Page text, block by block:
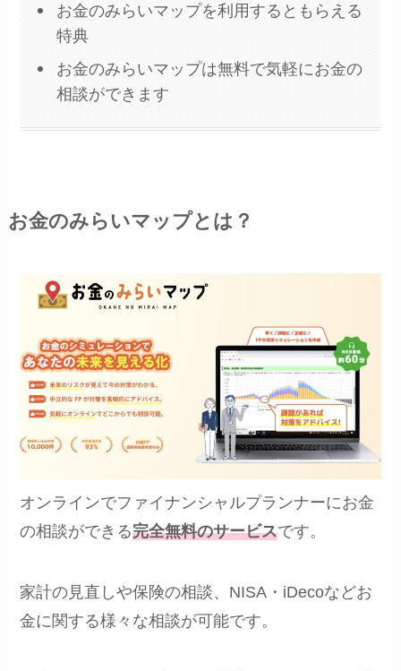
お金のみらいマップを利用するともらえる
特典
お金のみらいマップは無料で気軽にお金の
相談ができます
お金のみらいマップとは？
オンラインでファイナンシャルプランナーにお金
の相談ができる完全無料のサービスです。
家計の見直しや保険の相談、NISA・iDecoなどお
金に関する様々な相談が可能です。